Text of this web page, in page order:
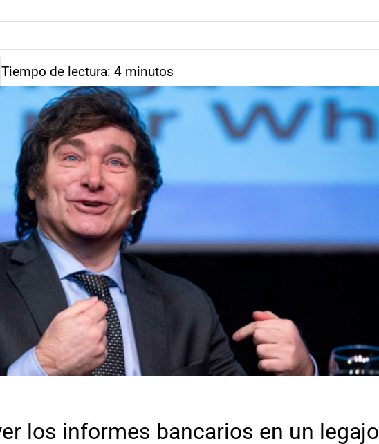
Tiempo de lectura: 4 minutos
los informes bancarios en un legajo